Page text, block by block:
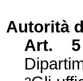
Autorità
Art.
5